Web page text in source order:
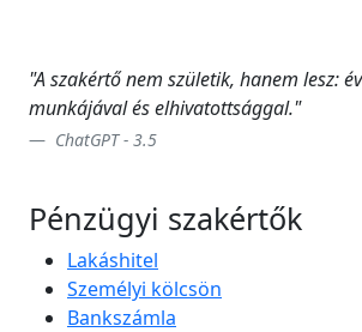
"A szakértő nem születik, hanem lesz:
munkájával és elhivatottsággal."
ChatGPT - 3.5
Pénzügyi szakértők
Lakáshitel
Személyi kölcsön
Bankszámla